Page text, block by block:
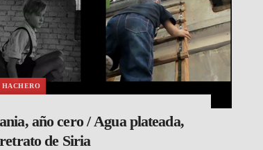
HACHERO
año cero / Agua plateada,
de Siria